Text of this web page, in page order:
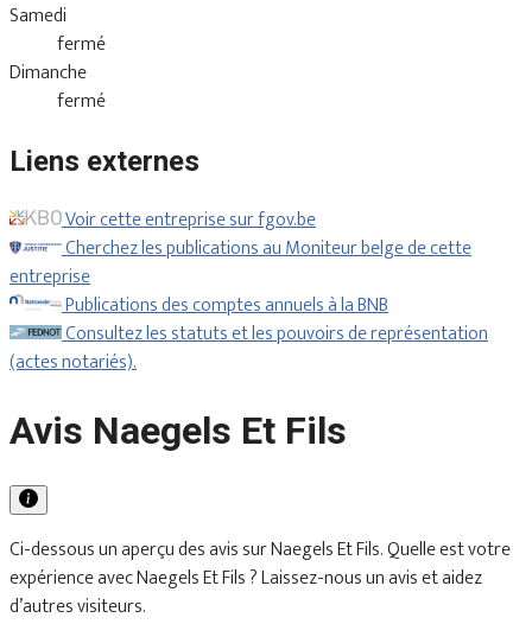
Samedi
fermé
Dimanche
fermé
Liens externes
Voir cette entreprise sur fgov.be
Cherchez les publications au Moniteur belge de cette
entreprise
Publications des comptes annuels à la BNB
Consultez les statuts et les pouvoirs de représentation
(actes notariés).
Avis Naegels Et Fils
Ci-dessous un aperçu des avis sur Naegels Et Fils. Quelle est votre
expérience avec Naegels Et Fils ? Laissez-nous un avis et aidez
d’autres visiteurs.